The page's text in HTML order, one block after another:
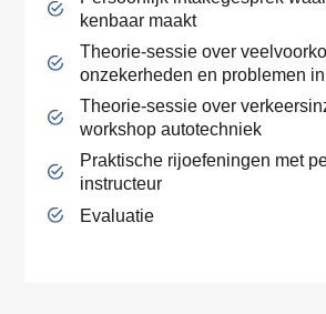
kenbaar maakt
Theorie-sessie over
onzekerheden en problemen
Theorie-sessie over
workshop autotechniek
Praktische rijoefeningen met
instructeur
Evaluatie